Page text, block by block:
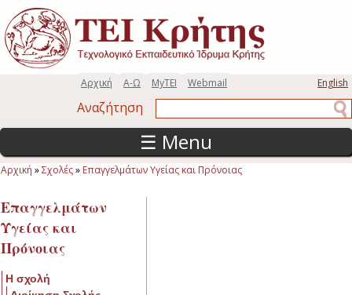
Παράκαμψη προς το κυρίως περιεχόμενο
English
Webmail
MyTEI
Α-Ω
Αρχική
Αναζήτηση
☰ Menu
Αρχική »Σχολές» Επαγγελμάτων Υγείας και Πρόνοιας
Επαγγελμάτων
Υγείας και
Πρόνοιας
Η σχολή